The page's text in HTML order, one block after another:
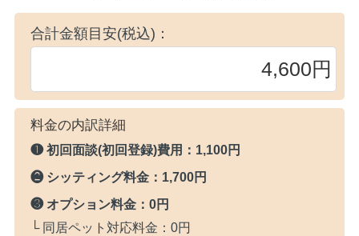
合計金額目安(税込)：
料金の内訳詳細
❶ 初回面談(初回登録)費用： 1,100円
❷ シッティング料金： 1,700円
❸ オプション料金： 0円
└ 同居ペット対応料金： 0円